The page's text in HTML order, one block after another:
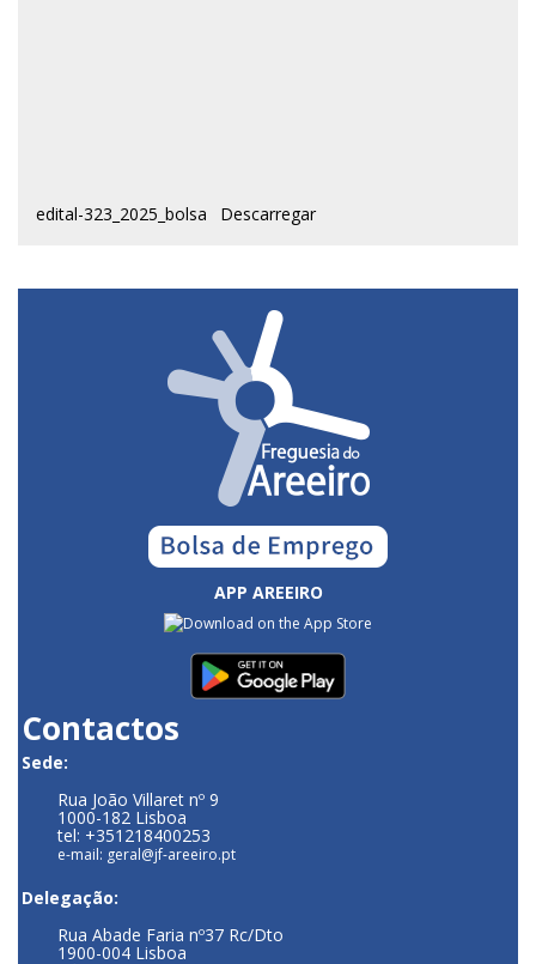
edital-323_2025_bolsa Descarregar
APP AREEIRO
Contactos
Sede:
Rua João Villaret nº 9
1000-182 Lisboa
tel: +351218400253
e-mail: geral@jf-areeiro.pt
Delegação:
Rua Abade Faria nº37 Rc/Dto
1900-004 Lisboa